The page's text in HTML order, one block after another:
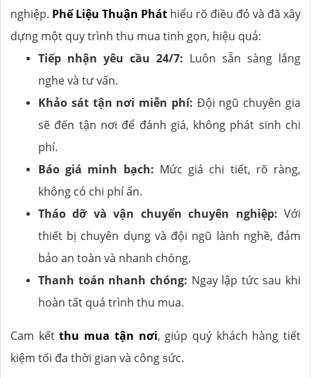
nghiệp. Phế Liệu Thuận Phát hiểu rõ điều đó và đã xây
dựng một quy trình thu mua tinh gọn, hiệu quả:
Tiếp nhận yêu cầu 24/7: Luôn sẵn sàng lắng
nghe và tư vấn.
Khảo sát tận nơi miễn phí: Đội ngũ chuyên gia
sẽ đến tận nơi để đánh giá, không phát sinh chi
phí.
Báo giá minh bạch: Mức giá chi tiết, rõ ràng,
không có chi phí ẩn.
Tháo dỡ và vận chuyển chuyên nghiệp: Với
thiết bị chuyên dụng và đội ngũ lành nghề, đảm
bảo an toàn và nhanh chóng.
Thanh toán nhanh chóng: Ngay lập tức sau khi
hoàn tất quá trình thu mua.
Cam kết thu mua tận nơi, giúp quý khách hàng tiết
kiệm tối đa thời gian và công sức.